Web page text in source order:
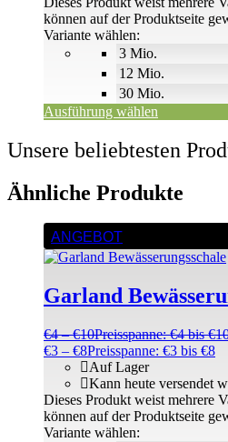
3 Mio.
12 Mio.
30 Mio.
Variante wählen:
Ausführung wählen
können auf der Produktseite
Unsere beliebtesten
Ähnliche Produkte
ANGEBOT
Garland
€4 –€10Preisspanne: €4 bis
€3 – €8Preisspanne: €3 bis €8
Auf Lager
Kann heute versendet
Variante wählen:
Dieses Produkt weist mehrere
können auf der Produktseite